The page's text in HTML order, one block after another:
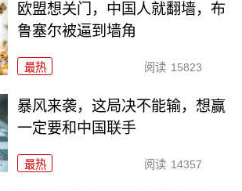
欧盟想关门，中国人就翻墙，布
鲁塞尔被逼到墙角
最热 阅读 15823
暴风来袭，这局决不能输，想赢
一定要和中国联手
最热 阅读 14357